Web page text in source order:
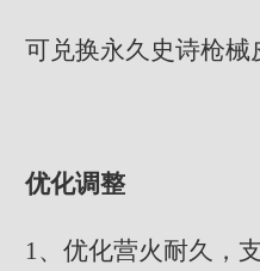
可兑换永久史诗枪械
优化调整
1、优化营火耐久，